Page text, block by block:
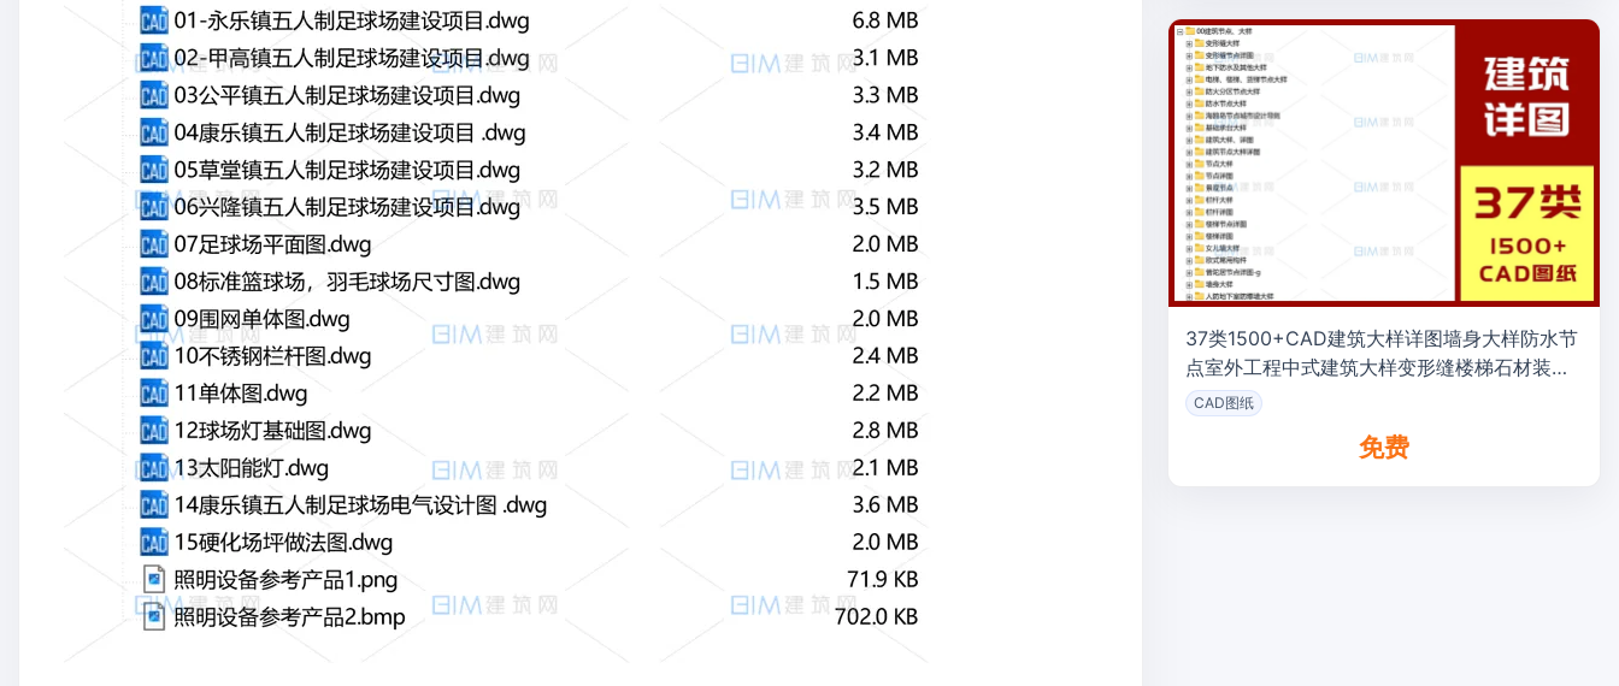
37类1500+CAD建筑大样详图墙身大样防水节
点室外工程中式建筑大样变形缝楼梯石材装饰
雨棚详图DWG图纸
CAD图纸
免费